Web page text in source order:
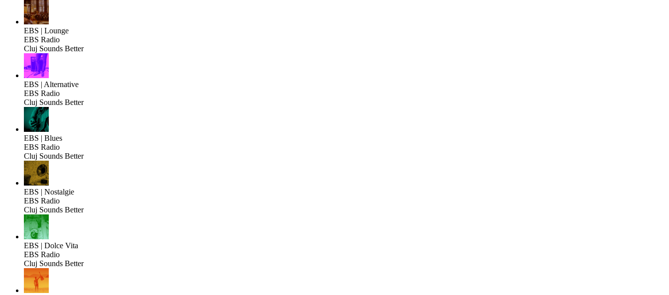
EBS | Lounge
EBS Radio
Cluj Sounds Better
EBS | Alternative
EBS Radio
Cluj Sounds Better
EBS | Blues
EBS Radio
Cluj Sounds Better
EBS | Nostalgie
EBS Radio
Cluj Sounds Better
EBS | Dolce Vita
EBS Radio
Cluj Sounds Better